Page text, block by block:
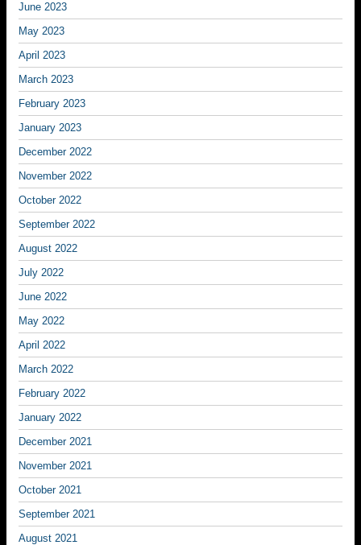
June 2023
May 2023
April 2023
March 2023
February 2023
January 2023
December 2022
November 2022
October 2022
September 2022
August 2022
July 2022
June 2022
May 2022
April 2022
March 2022
February 2022
January 2022
December 2021
November 2021
October 2021
September 2021
August 2021